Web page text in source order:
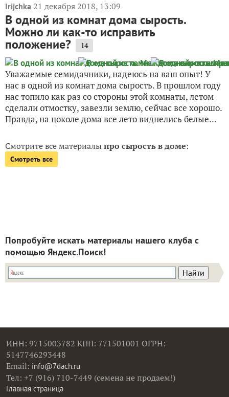
Irijchka 21 декабря 2018, 13:09
В одной из комнат дома сырость.
Можно ли как-то исправить
положение? 14
Уважаемые семидачники, надеюсь на ваш опыт! У
нас в одной из комнат дома сырость. В прошлом году
нас топило как раз со стороны этой комнаты, летом
сделали отмостку, завезли землю, сейчас все хорошо.
Правда, на цоколе дома все лето виднелись белые...
Смотрите все материалыпро сырость в доме:
Смотреть все
Попробуйте искать материалы нашего клуба с
помощью Яндекс.Поиск!
ИНН: 9715003782 КПП: 771501001 ОГРН:
5147746293448
Email: info@7dach.ru
Тел: +7 (916) 710-7449 (семена не продаем!)
Главная страница